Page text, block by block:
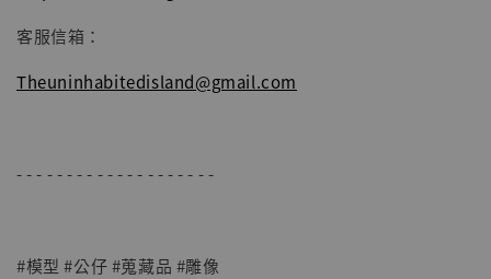
客服信箱：
Theuninhabitedisland@gmail.com
- - - - - - - - - - - - - - - - - - - -
#模型 #公仔 #蒐藏品 #雕像